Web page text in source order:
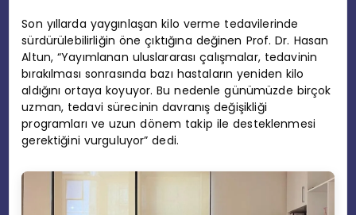
Son yıllarda yaygınlaşan kilo verme tedavilerinde
sürdürülebilirliğin öne çıktığına değinen Prof. Dr. Hasan
Altun, “Yayımlanan uluslararası çalışmalar, tedavinin
bırakılması sonrasında bazı hastaların yeniden kilo
aldığını ortaya koyuyor. Bu nedenle günümüzde birçok
uzman, tedavi sürecinin davranış değişikliği
programları ve uzun dönem takip ile desteklenmesi
gerektiğini vurguluyor” dedi.